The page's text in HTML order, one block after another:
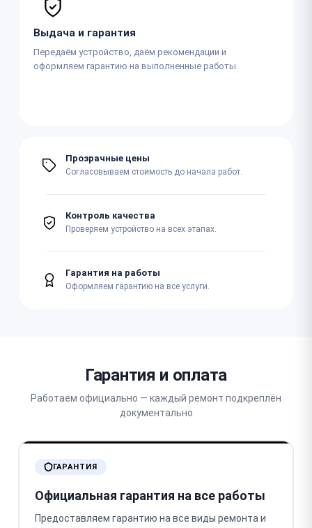
Выдача и гарантия
Передаём устройство, даём рекомендации и
оформляем гарантию на выполненные работы.
Прозрачные цены
Согласовываем стоимость до начала работ.
Контроль качества
Проверяем устройство на всех этапах.
Гарантия на работы
Оформляем гарантию на все услуги.
Гарантия и оплата
Работаем официально — каждый ремонт подкреплён
документально
ГАРАНТИЯ
Официальная гарантия на все работы
Предоставляем гарантию на все виды ремонта и